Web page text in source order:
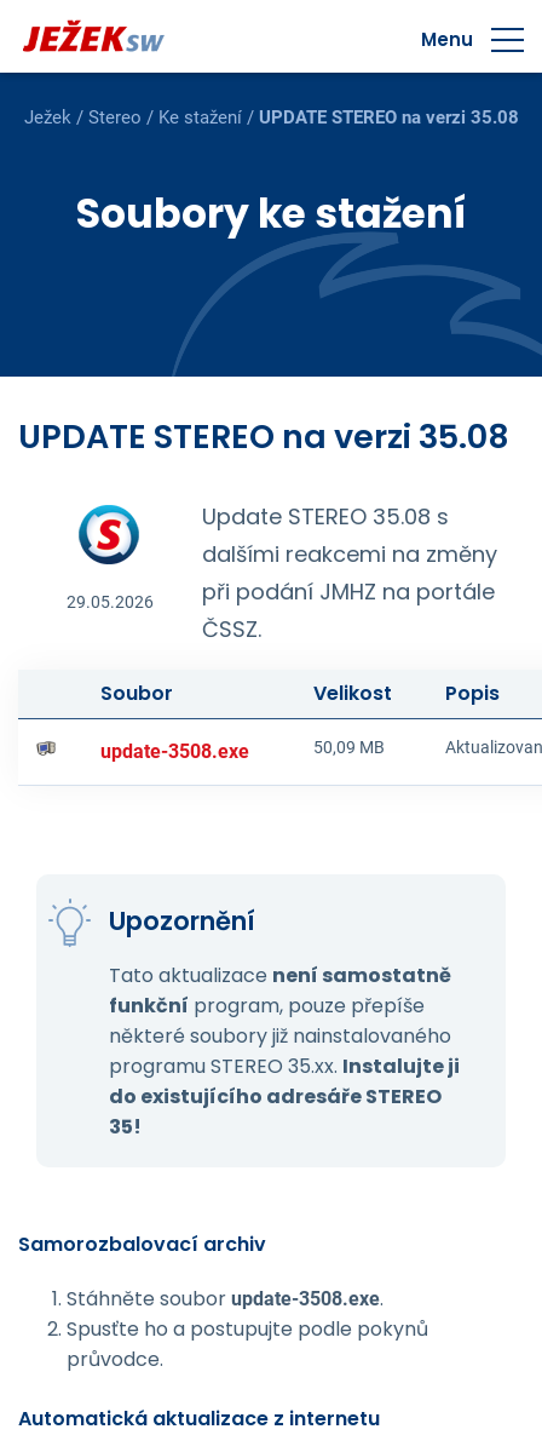
Menu
Ježek/ Stereo / Ke stažení/ UPDATE STEREO na verzi 35.08
Soubory ke stažení
UPDATE STEREO na verzi 35.08
29.05.2026
Update STEREO 35.08 s
dalšími reakcemi na změny
při podání JMHZ na portále
ČSSZ.
Soubor Velikost Popis
update-3508.exe 50,09 MB
Upozornění
Tato aktualizace není samostatně
funkční program, pouze přepíše
některé soubory již nainstalovaného
programu STEREO 35.xx. Instalujte ji
do existujícího adresáře STEREO
35!
Samorozbalovací archiv
Stáhněte soubor update-3508.exe.
Spusťte ho a postupujte podle pokynů
průvodce.
Automatická aktualizace z internetu